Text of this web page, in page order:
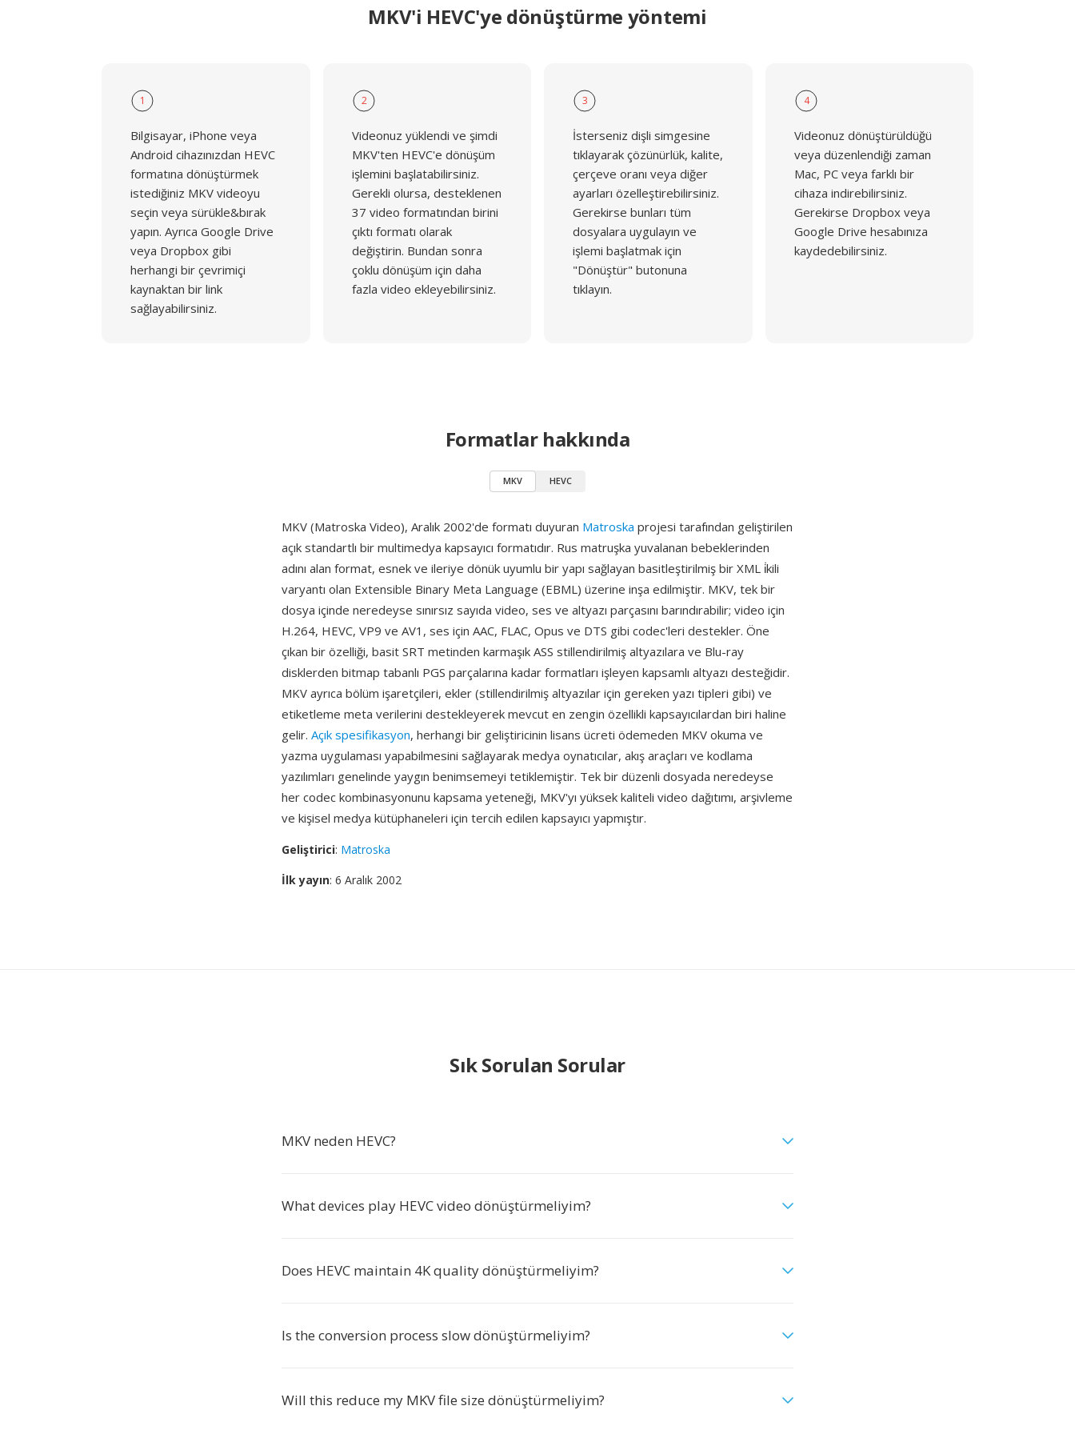
MKV'i HEVC'ye dönüştürme yöntemi
1
Bilgisayar, iPhone veya
Android cihazınızdan HEVC
formatına dönüştürmek
istediğiniz MKV videoyu
seçin veya sürükle&bırak
yapın. Ayrıca Google Drive
veya Dropbox gibi
herhangi bir çevrimiçi
kaynaktan bir link
sağlayabilirsiniz.
2
Videonuz yüklendi ve şimdi
MKV'ten HEVC'e dönüşüm
işlemini başlatabilirsiniz.
Gerekli olursa, desteklenen
37 video formatından birini
çıktı formatı olarak
değiştirin. Bundan sonra
çoklu dönüşüm için daha
fazla video ekleyebilirsiniz.
3
İsterseniz dişli simgesine
tıklayarak çözünürlük, kalite,
çerçeve oranı veya diğer
ayarları özelleştirebilirsiniz.
Gerekirse bunları tüm
dosyalara uygulayın ve
işlemi başlatmak için
"Dönüştür" butonuna
tıklayın.
4
Videonuz dönüştürüldüğü
veya düzenlendiği zaman
Mac, PC veya farklı bir
cihaza indirebilirsiniz.
Gerekirse Dropbox veya
Google Drive hesabınıza
kaydedebilirsiniz.
Formatlar hakkında
MKV HEVC
MKV (Matroska Video), Aralık 2002'de formatı duyuran Matroska projesi tarafından geliştirilen
açık standartlı bir multimedya kapsayıcı formatıdır. Rus matruşka yuvalanan bebeklerinden
adını alan format, esnek ve ileriye dönük uyumlu bir yapı sağlayan basitleştirilmiş bir XML i̇kili
varyantı olan Extensible Binary Meta Language (EBML) üzerine inşa edilmiştir. MKV, tek bir
dosya içinde neredeyse sınırsız sayıda video, ses ve altyazı parçasını barındırabilir; video için
H.264, HEVC, VP9 ve AV1, ses için AAC, FLAC, Opus ve DTS gibi codec'leri destekler. Öne
çıkan bir özelliği, basit SRT metinden karmaşık ASS stillendirilmiş altyazılara ve Blu-ray
disklerden bitmap tabanlı PGS parçalarına kadar formatları işleyen kapsamlı altyazı desteğidir.
MKV ayrıca bölüm işaretçileri, ekler (stillendirilmiş altyazılar için gereken yazı tipleri gibi) ve
etiketleme meta verilerini destekleyerek mevcut en zengin özellikli kapsayıcılardan biri haline
gelir. Açık spesifikasyon, herhangi bir geliştiricinin lisans ücreti ödemeden MKV okuma ve
yazma uygulaması yapabilmesini sağlayarak medya oynatıcılar, akış araçları ve kodlama
yazılımları genelinde yaygın benimsemeyi tetiklemiştir. Tek bir düzenli dosyada neredeyse
her codec kombinasyonunu kapsama yeteneği, MKV'yı yüksek kaliteli video dağıtımı, arşivleme
ve kişisel medya kütüphaneleri için tercih edilen kapsayıcı yapmıştır.
Geliştirici: Matroska
İlk yayın: 6 Aralık 2002
Sık Sorulan Sorular
MKV neden HEVC?
What devices play HEVC video dönüştürmeliyim?
Does HEVC maintain 4K quality dönüştürmeliyim?
Is the conversion process slow dönüştürmeliyim?
Will this reduce my MKV file size dönüştürmeliyim?